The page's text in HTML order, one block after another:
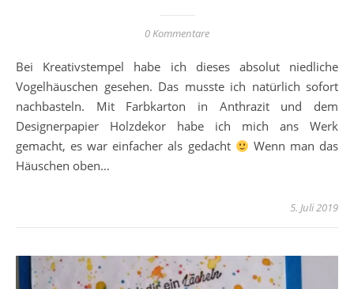
0 Kommentare
Bei Kreativstempel habe ich dieses absolut niedliche
Vogelhäuschen gesehen. Das musste ich natürlich sofort
nachbasteln. Mit Farbkarton in Anthrazit und dem
Designerpapier Holzdekor habe ich mich ans Werk
gemacht, es war einfacher als gedacht
Wenn man das
Häuschen oben…
5. Juli 2019